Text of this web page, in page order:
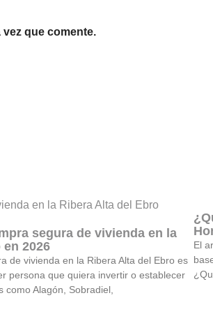
que comente.
segura de vivienda en la
2026
de vivienda en la Ribera Alta del Ebro es
persona que quiera invertir o establecer
como Alagón, Sobradiel,
El